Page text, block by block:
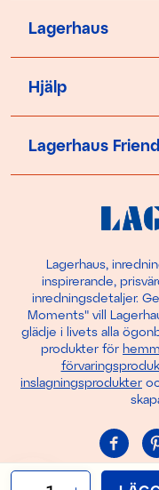
Lagerhaus
Hjälp
Lagerhaus
Lagerhaus,
inspirerande,
inredningsdetaljer.
Moments" vill
glädje i livets alla
produkter för
inslagningsprodukter